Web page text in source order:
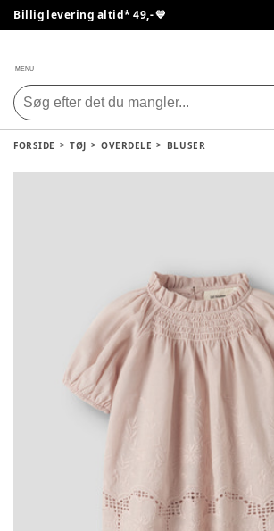
Billig levering altid* 49,- 💙
MENU
FORSIDE TØJ OVERDELE BLUSER